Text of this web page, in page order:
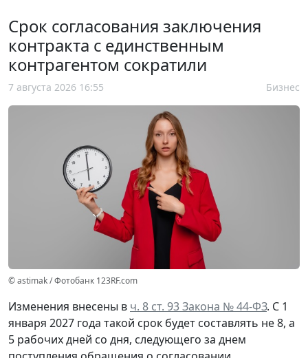
Срок согласования заключения
контракта с единственным
контрагентом сократили
7 августа 2026 16:55 Бизнес
© astimak / Фотобанк 123RF.com
Изменения внесены в ч. 8 ст. 93 Закона № 44-ФЗ. С 1
января 2027 года такой срок будет составлять не 8, а
5 рабочих дней со дня, следующего за днем